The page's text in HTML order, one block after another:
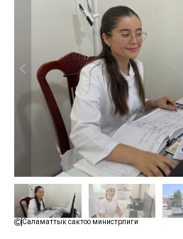
Саламаттык сактоо министрлиги